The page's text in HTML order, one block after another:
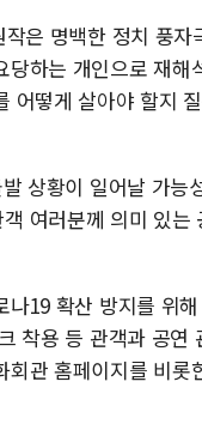
은 명백한 정치 풍
하는 개인으로 재
어떻게 살아야 할지
상황이 일어날 가
여러분께 의미 있
19 확산 방지를 위
착용 등 관객과 공
관 홈페이지를 비